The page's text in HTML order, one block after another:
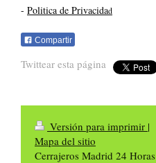
- Politica de Privacidad
Compartir
Twittear esta página
Versión para imprimir |
Mapa del sitio
Cerrajeros Madrid 24 Horas